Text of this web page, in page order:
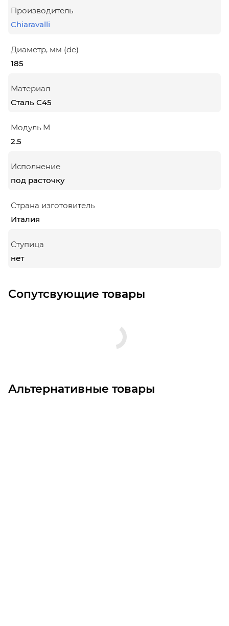
Производитель
Chiaravalli
Диаметр, мм (de)
185
Материал
Сталь С45
Модуль М
2.5
Исполнение
под расточку
Страна изготовитель
Италия
Ступица
нет
Сопутсвующие товары
Альтернативные товары